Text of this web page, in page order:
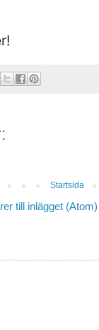
Startsida
till inlägget (Atom)